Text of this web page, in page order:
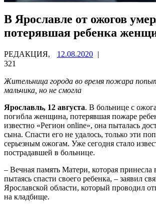
В Ярославле от ожогов
потерявшая ребенка
РЕДАКЦИЯ, 12.08.2020 |
321
Жительница города во время пожара
мальчика, но не смогла
Ярославль, 12 августа. В больнице с
погибла женщина, потерявшая пожаре
известно «Регион online», она пыталась
сына. Спасти его не удалось, только эти
серьезным ожогам. Уже сегодня стало
пострадавшей в больнице.
– Вечная память Матери, которая принесла
пытаясь спасти своего ребенка, – заявил
Ярославской области, который проводил
на кладбище.